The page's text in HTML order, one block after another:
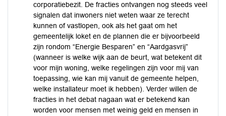
corporatiebezit. De fracties ontvangen nog steeds veel
signalen dat inwoners niet weten waar ze terecht
kunnen of vastlopen, ook als het gaat om het
gemeentelijk loket en de plannen die er bijvoorbeeld
zijn rondom “Energie Besparen” en “Aardgasvrij”
(wanneer is welke wijk aan de beurt, wat betekent dit
voor mijn woning, welke regelingen zijn voor mij van
toepassing, wie kan mij vanuit de gemeente helpen,
welke installateur moet ik hebben). Verder willen de
fracties in het debat nagaan wat er betekend kan
worden voor mensen met weinig geld en mensen in